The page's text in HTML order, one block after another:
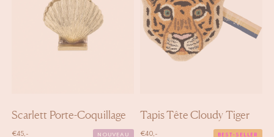
Scarlett Porte-Coquillage
€45,- NOUVEAU
Tapis Tête Cloudy Tiger
€40,- BEST-SELLER